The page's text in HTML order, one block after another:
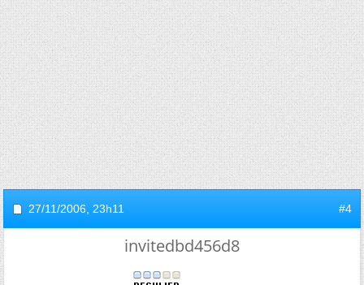
27/11/2006, 23h11 #4
invitedbd456d8